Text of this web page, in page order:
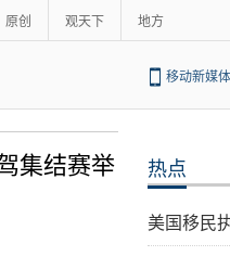
原创 观天下 地方
移动新媒体
集结赛举
热点
美国移民